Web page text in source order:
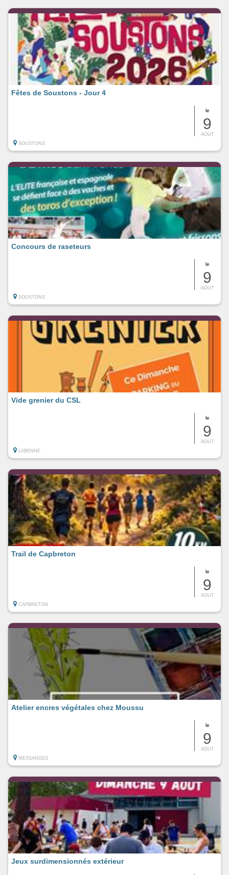
le
9
AOUT
Fêtes de Soustons - Jour 4
SOUSTONS
le
9
AOUT
Concours de raseteurs
SOUSTONS
le
9
AOUT
Vide grenier du CSL
LABENNE
le
9
AOUT
Trail de Capbreton
CAPBRETON
le
9
AOUT
Atelier encres végétales chez Moussu
MESSANGES
Jeux surdimensionnés extérieur